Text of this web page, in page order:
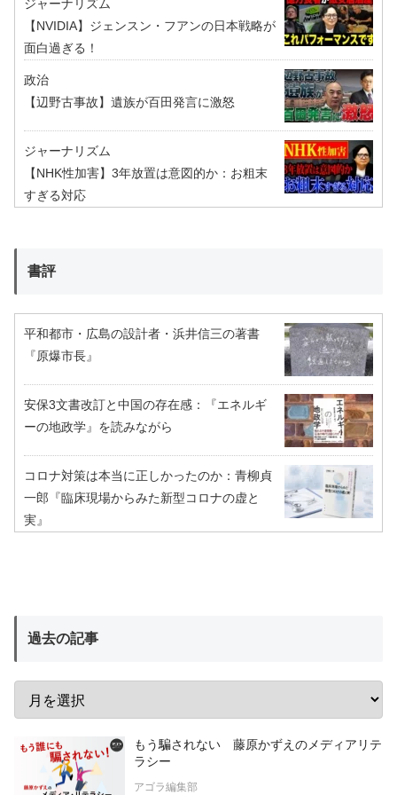
ジャーナリズム
【NVIDIA】ジェンスン・フアンの日本戦略が
面白過ぎる！
政治
【辺野古事故】遺族が百田発言に激怒
ジャーナリズム
【NHK性加害】3年放置は意図的か：お粗末
すぎる対応
書評
平和都市・広島の設計者・浜井信三の著書
『原爆市長』
安保3文書改訂と中国の存在感：『エネルギ
ーの地政学』を読みながら
コロナ対策は本当に正しかったのか：青柳貞
一郎『臨床現場からみた新型コロナの虚と
実』
過去の記事
もう騙されない 藤原かずえのメディアリテ
ラシー
アゴラ編集部